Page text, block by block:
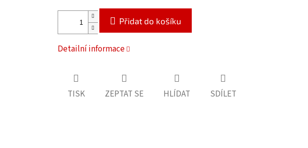
Přidat do košíku
Detailní informace
TISK ZEPTAT SE HLÍDAT SDÍLET